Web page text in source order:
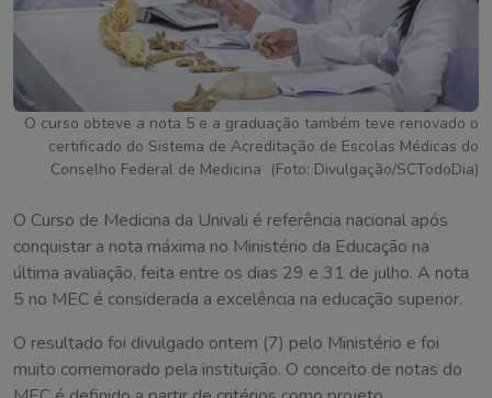
O curso obteve a nota 5 e a graduação também teve renovado o
certificado do Sistema de Acreditação de Escolas Médicas do
Conselho Federal de Medicina (Foto: Divulgação/SCTodoDia)
O Curso de Medicina da Univali é referência nacional após
conquistar a nota máxima no Ministério da Educação na
última avaliação, feita entre os dias 29 e 31 de julho. A nota
5 no MEC é considerada a excelência na educação superior.
O resultado foi divulgado ontem (7) pelo Ministério e foi
muito comemorado pela instituição. O conceito de notas do